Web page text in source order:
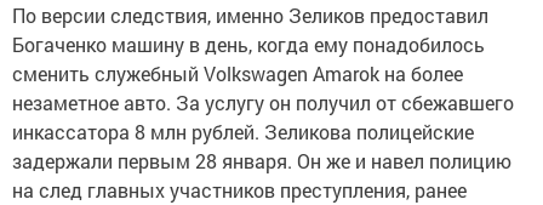
По версии следствия, именно Зеликов предоставил
Богаченко машину в день, когда ему понадобилось
сменить служебный Volkswagen Amarok на более
незаметное авто. За услугу он получил от сбежавшего
инкассатора 8 млн рублей. Зеликова полицейские
задержали первым 28 января. Он же и навел полицию
на след главных участников преступления, ранее